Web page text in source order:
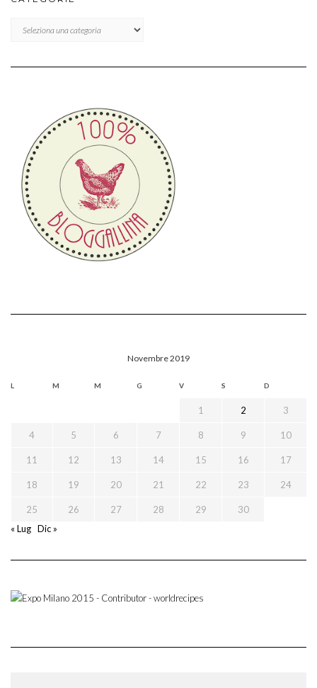
Novembre 2019
L M M G V S D
1 2 3
4 5 6 7 8 9 10
11 12 13 14 15 16 17
18 19 20 21 22 23 24
25 26 27 28 29
30
« Lug Dic »